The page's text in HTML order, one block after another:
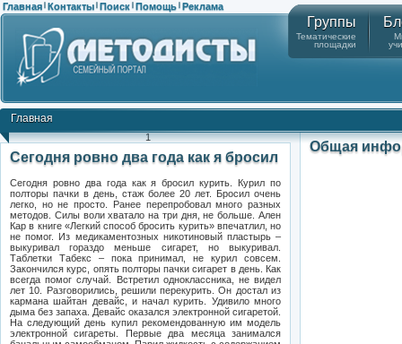
Главная | Контакты | Поиск | Помощь | Реклама
Группы
Тематические
площадки
Главная
1
Сегодня ровно два года как я бросил
Сегодня ровно два года как я бросил курить. Курил по
полторы пачки в день, стаж более 20 лет. Бросил очень
легко, но не просто. Ранее перепробовал много разных
методов. Силы воли хватало на три дня, не больше. Ален
Кар в книге «Легкий способ бросить курить» впечатлил, но
не помог. Из медикаментозных никотиновый пластырь –
выкуривал гораздо меньше сигарет, но выкуривал.
Таблетки Табекс – пока принимал, не курил совсем.
Закончился курс, опять полторы пачки сигарет в день. Как
всегда помог случай. Встретил одноклассника, не видел
лет 10. Разговорились, решили перекурить. Он достал из
кармана шайтан девайс, и начал курить. Удивило много
дыма без запаха. Девайс оказался электронной сигаретой.
На следующий день купил рекомендованную им модель
электронной сигареты. Первые два месяца занимался
Общая